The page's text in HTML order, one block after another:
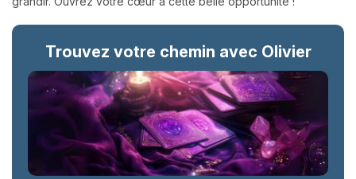
Trouvez votre chemin avec Olivier